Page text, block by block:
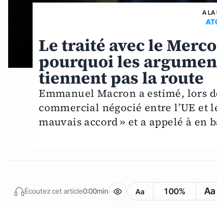
A LA
Le traité avec le
pourquoi les
tiennent pas la route
Emmanuel Macron a estimé, lors
commercial négocié entre l’UE et
mauvais accord » et a appelé à en
Écoutez cet article0:00min Aa 100% Aa